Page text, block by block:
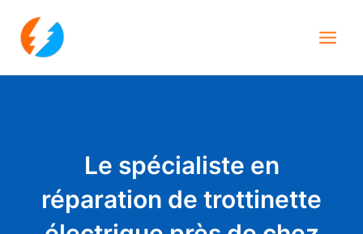
contenu
Le spécialiste en
réparation de trottinette